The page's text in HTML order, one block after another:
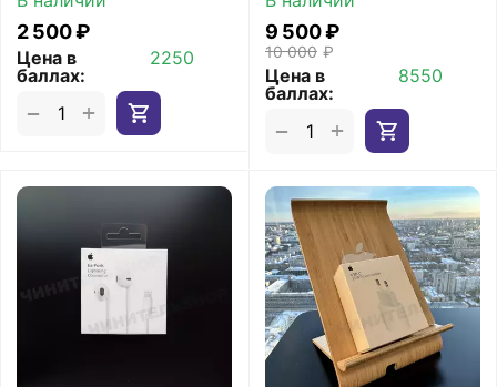
2 500₽
Цена в
баллах:
2250
+
−
10 000 ₽
9 500₽
Цена в
баллах:
8550
+
−